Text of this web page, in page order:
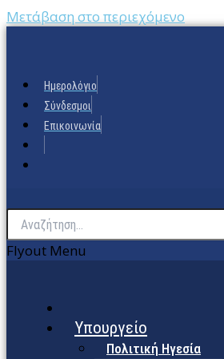
Μετάβαση στο περιεχόμενο
Ημερολόγιο
Σύνδεσμοι
Επικοινωνία
Flyout Menu
Υπουργείο
Πολιτική Ηγεσία